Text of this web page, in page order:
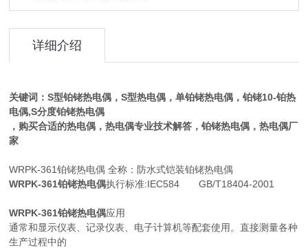
详细介绍
关键词：S型铂铑热电偶，S型热电偶，单铂铑热电偶，铂铑10-铂热
电偶,S分度铂铑热电偶
，购买合适的热电偶，热电偶专业技术解答，铂铑热电偶，热电偶厂
家
WRPK-361铂铑热电偶 全称：防水式铠装铂铑热电偶
WRPK-361铂铑热电偶执行标准:IEC584 GB/T18404-2001
WRPK-361铂铑热电偶应用
通常和显示仪表、记录仪表、电子计算机等配套使用。直接测量各种
生产过程中的